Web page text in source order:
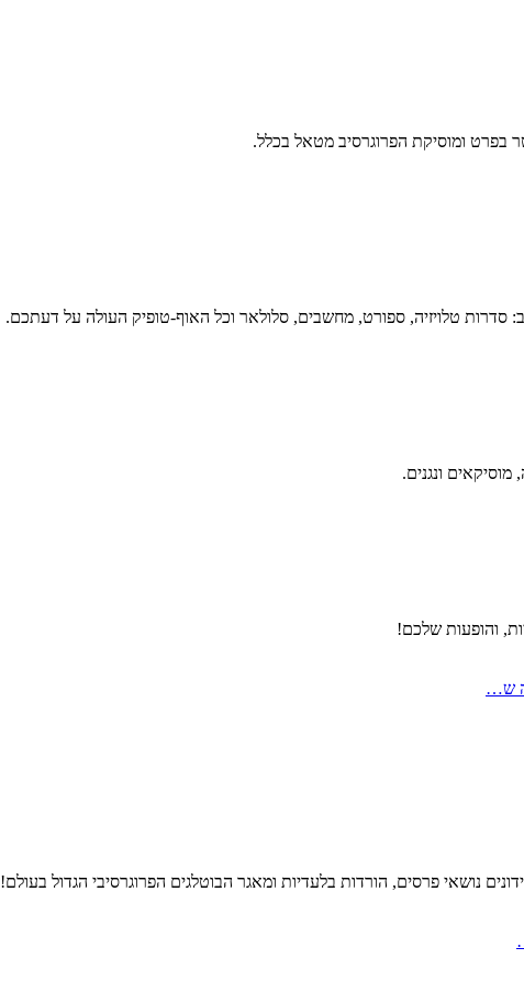
בפרט ומוסיקת הפרוגרסיב מטאל בכלל.
סדרות טלויזיה, ספורט, מחשבים, סלולאר וכל האוף-טופיק העולה על דעתכם.
מוסיקאים ונגנים.
והופעות שלכם!
נושאי פרסים, הורדות בלעדיות ומאגר הבוטלגים הפרוגרסיבי הגדול בעולם!